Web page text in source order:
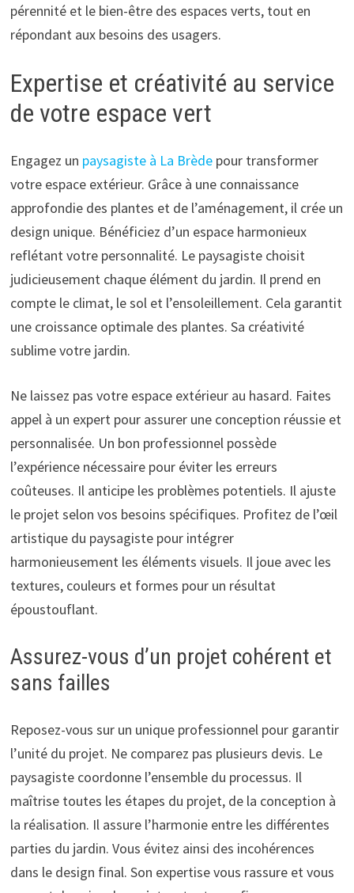
pérennité et le bien-être des espaces verts, tout en
répondant aux besoins des usagers.
Expertise et créativité au service
de votre espace vert
Engagez un paysagiste à La Brèdepour transformer
votre espace extérieur. Grâce à une connaissance
approfondie des plantes et de l’aménagement, il crée un
design unique. Bénéficiez d’un espace harmonieux
reflétant votre personnalité. Le paysagiste choisit
judicieusement chaque élément du jardin. Il prend en
compte le climat, le sol et l’ensoleillement. Cela garantit
une croissance optimale des plantes. Sa créativité
sublime votre jardin.
Ne laissez pas votre espace extérieur au hasard. Faites
appel à un expert pour assurer une conception réussie et
personnalisée. Un bon professionnel possède
l’expérience nécessaire pour éviter les erreurs
coûteuses. Il anticipe les problèmes potentiels. Il ajuste
le projet selon vos besoins spécifiques. Profitez de l’œil
artistique du paysagiste pour intégrer
harmonieusement les éléments visuels. Il joue avec les
textures, couleurs et formes pour un résultat
époustouflant.
Assurez-vous d’un projet cohérent et
sans failles
Reposez-vous sur un unique professionnel pour garantir
l’unité du projet. Ne comparez pas plusieurs devis. Le
paysagiste coordonne l’ensemble du processus. Il
maîtrise toutes les étapes du projet, de la conception à
la réalisation. Il assure l’harmonie entre les différentes
parties du jardin. Vous évitez ainsi des incohérences
dans le design final. Son expertise vous rassure et vous